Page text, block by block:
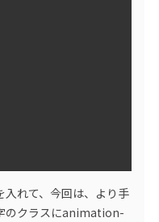
入れて、今回は、より手
のクラスにanimation-